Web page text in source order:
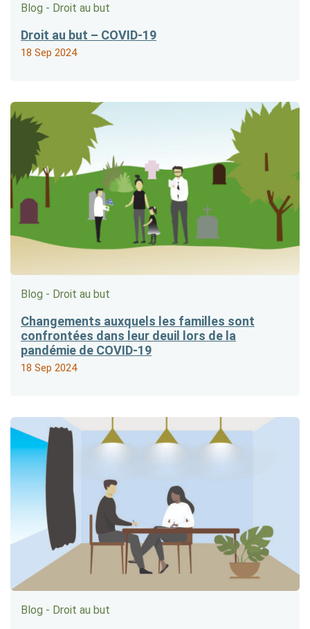
Blog - Droit au but
Droit au but – COVID-19
18 Sep 2024
Blog - Droit au but
Changements auxquels les familles sont
confrontées dans leur deuil lors de la
pandémie de COVID-19
18 Sep 2024
Blog - Droit au but